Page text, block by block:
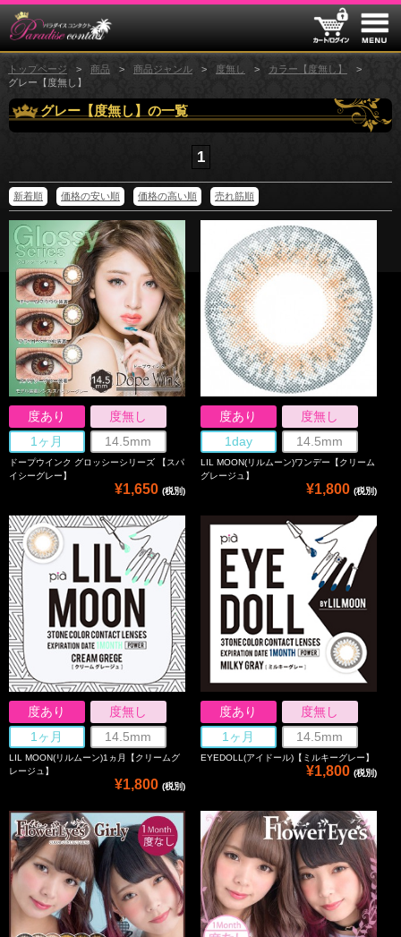
トップページ 商品 商品ジャンル 度無し
カラー【度無し】
グレー【度無し】
グレー【度無し】の一覧
1
新着順 価格の安い順 価格の高い順 売れ筋順
度あり
度無し
1ヶ月
14.5mm
ドープウインク グロッシーシリーズ 【スパ
イシーグレー】
¥1,650 (税別)
度あり
度無し
1day
14.5mm
LIL MOON(リルムーン)ワンデー【クリーム
グレージュ】
¥1,800 (税別)
度あり
度無し
1ヶ月
14.5mm
LIL MOON(リルムーン)1ヵ月【クリームグ
レージュ】
¥1,800 (税別)
度あり
度無し
1ヶ月
14.5mm
EYEDOLL(アイドール)【ミルキーグレー】
¥1,800 (税別)